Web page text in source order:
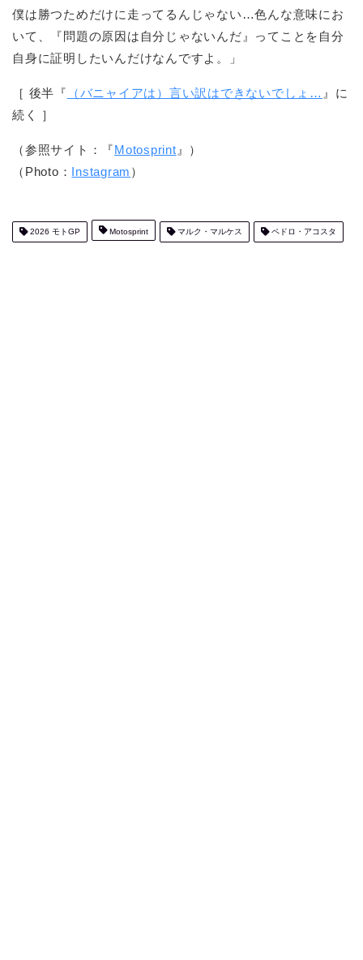
僕は勝つためだけに走ってるんじゃない…色んな意味にお
いて、『問題の原因は自分じゃないんだ』ってことを自分
自身に証明したいんだけなんですよ。」
［ 後半『 （バニャイアは）言い訳はできないでしょ… 』に
続く ］
（参照サイト：『Motosprint 』）
（Photo： Instagram ）
2026 モトGP Motosprint マルク・マルケス ペドロ・アコスタ